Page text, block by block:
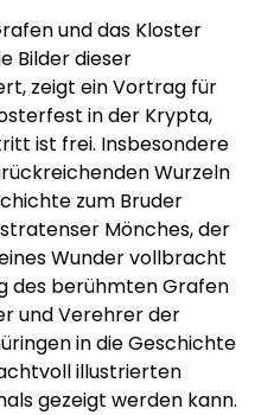
und das Kloster
Bilder dieser
zeigt ein Vortrag für
in der Krypta,
ist frei. Insbesondere
Wurzeln
zum Bruder
Mönches, der
Wunder vollbracht
des berühmten Grafen
und Verehrer der
in die Geschichte
illustrierten
gezeigt werden kann.